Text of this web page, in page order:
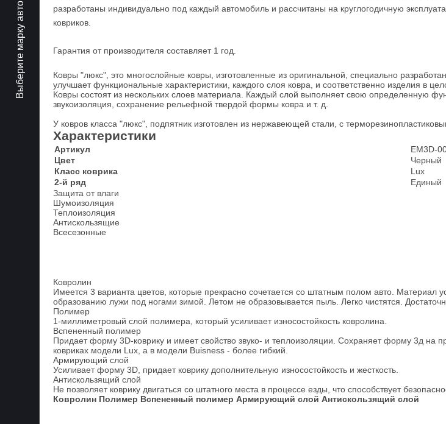
Выберите марку авто
разработаны индивидуально под каждый автомобиль и рассчитаны на круглогодичную
ковриков.
Гарантия от производителя составляет 1 год.
Ковры "люкс", это многослойные ковры, изготовленные из оригинальной, специально
улучшает функциональные характеристики, каждого слоя ковра, и соответственно изделия в
Ковры состоят из нескольких слоев материала. Каждый слой выполняет свою определенную
звукоизоляция, сохранение рельефной твердой формы ковра и т. д.
У ковров класса "люкс", подпятник изготовлен из нержавеющей стали, с
Характеристики
Артикул
EM3D-
Цвет
Черный
Класс коврика
Lux
2-й ряд
Единый
Защита от влаги
Шумоизоляция
Теплоизоляция
Антискользящие
Всесезонные
Ковролин
Имеется 3 варианта цветов, которые прекрасно сочетается со штатным полом авто. Материал
образованию лужи под ногами зимой. Летом не образовывается пыль. Легко чистятся.
Полимер
1-миллиметровый слой полимера, который усиливает износостойкость ковролина.
Вспененный полимер
Придает форму 3D-коврику и имеет свойство звуко- и теплоизоляции. Сохраняет форму 3д на
ковриках модели Lux, а в модели Buisness - более гибкий.
Армирующий слой
Усиливает форму 3D, придает коврику дополнительную износостойкость и жесткость.
Антискользящий слой
Не позволяет коврику двигаться со штатного места в процессе езды, что способствует
Ковролин Полимер Вспененный полимер Армирующий слой Антискользящий слой